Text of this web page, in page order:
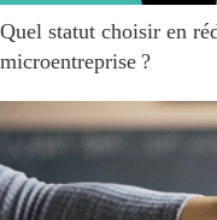
Quel statut choisir en
microentreprise ?